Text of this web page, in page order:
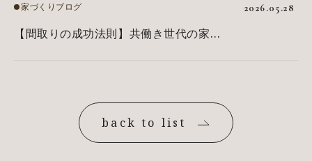
【間取りの成功法則】共働き世代の家事
家づくりブログ 2026.05.28
back to list